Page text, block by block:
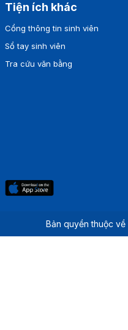
Tiện ích khác
Cổng thông tin sinh viên
Sổ tay sinh viên
Tra cứu văn bằng
Bản quyền thuộc về